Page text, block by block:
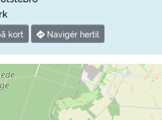
kort Navigér hertil